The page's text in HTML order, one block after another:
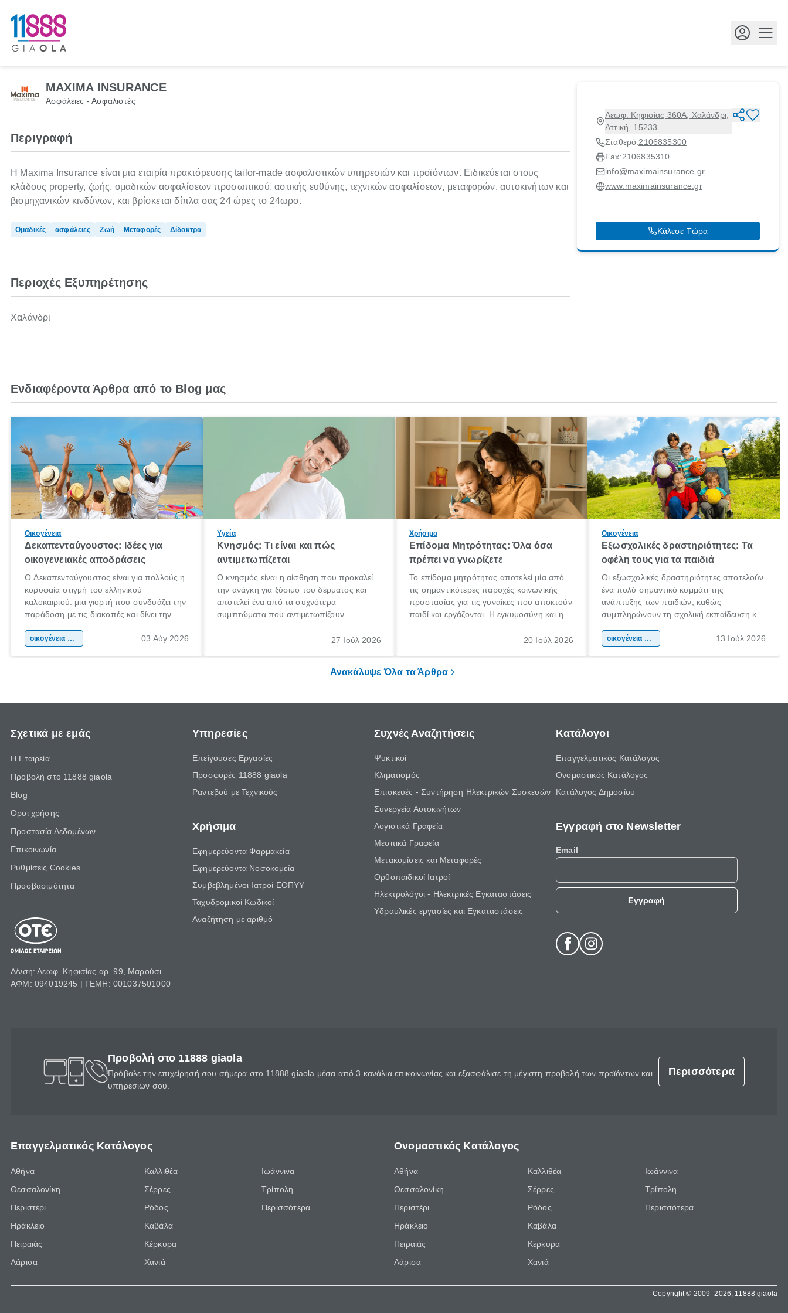
MAXIMA INSURANCE
Ασφάλειες - Ασφαλιστές
Λεωφ. Κηφισίας 360Α, Χαλάνδρι,
Αττική, 15233
Σταθερό:2106835300
Fax:2106835310
info@maximainsurance.gr
www.maximainsurance.gr
Κάλεσε Τώρα
Περιγραφή
Η Maxima Insurance είναι μια εταιρία πρακτόρευσης tailor-made ασφαλιστικών υπηρεσιών και προϊόντων. Ειδικεύεται στους
κλάδους property, ζωής, ομαδικών ασφαλίσεων προσωπικού, αστικής ευθύνης, τεχνικών ασφαλίσεων, μεταφορών, αυτοκινήτων και
βιομηχανικών κινδύνων, και βρίσκεται δίπλα σας 24 ώρες το 24ωρο.
Ομαδικές ασφάλειες Ζωή Μεταφορές Δίδακτρα
Περιοχές Εξυπηρέτησης
Χαλάνδρι
Ενδιαφέροντα Άρθρα από το Blog μας
Οικογένεια
Δεκαπενταύγουστος: Ιδέες για
οικογενειακές αποδράσεις
Ο Δεκαπενταύγουστος είναι για πολλούς η
κορυφαία στιγμή του ελληνικού
καλοκαιριού: μια γιορτή που συνδυάζει την
παράδοση με τις διακοπές και δίνει την
χώρας. Είτε πρόκειται για λίγες μέρες
οικογένεια & παιδί 03 Αύγ 2026
Υγεία
Κνησμός: Τι είναι και πώς
αντιμετωπίζεται
Ο κνησμός είναι η αίσθηση που προκαλεί
την ανάγκη για ξύσιμο του δέρματος και
αποτελεί ένα από τα συχνότερα
συμπτώματα που αντιμετωπίζουν
πληροφορίες για το «κνησμός τι είναι»,
27 Ιούλ 2026
Χρήσιμα
Επίδομα Μητρότητας: Όλα όσα
πρέπει να γνωρίζετε
Το επίδομα μητρότητας αποτελεί μία από
τις σημαντικότερες παροχές κοινωνικής
προστασίας για τις γυναίκες που αποκτούν
παιδί και εργάζονται. Η εγκυμοσύνη και η
σημαντική περίοδος στη ζωή κάθε20 Ιούλ 2026
Οικογένεια
Εξωσχολικές δραστηριότητες: Τα
οφέλη τους για τα παιδιά
Οι εξωσχολικές δραστηριότητες αποτελούν
ένα πολύ σημαντικό κομμάτι της
ανάπτυξης των παιδιών, καθώς
συμπληρώνουν τη σχολική εκπαίδευση και
της προσωπικότητας, της κοινωνικότητας
οικογένεια & παιδί 13 Ιούλ 2026
Ανακάλυψε Όλα τα Άρθρα
Σχετικά με εμάς
Η Εταιρεία
Προβολή στο 11888 giaola
Blog
Όροι χρήσης
Προστασία Δεδομένων
Επικοινωνία
Ρυθμίσεις Cookies
Προσβασιμότητα
Δ/νση: Λεωφ. Κηφισίας αρ. 99, Μαρούσι
ΑΦΜ: 094019245 | ΓΕΜΗ: 001037501000
Υπηρεσίες
Επείγουσες Εργασίες
Προσφορές 11888 giaola
Ραντεβού με Τεχνικούς
Χρήσιμα
Εφημερεύοντα Φαρμακεία
Εφημερεύοντα Νοσοκομεία
Συμβεβλημένοι Ιατροί ΕΟΠΥΥ
Ταχυδρομικοί Κωδικοί
Αναζήτηση με αριθμό
Συχνές Αναζητήσεις
Ψυκτικοί
Κλιματισμός
Επισκευές - Συντήρηση Ηλεκτρικών Συσκευών
Συνεργεία Αυτοκινήτων
Λογιστικά Γραφεία
Μεσιτικά Γραφεία
Μετακομίσεις και Μεταφορές
Ορθοπαιδικοί Ιατροί
Ηλεκτρολόγοι - Ηλεκτρικές Εγκαταστάσεις
Υδραυλικές εργασίες και Εγκαταστάσεις
Κατάλογοι
Επαγγελματικός Κατάλογος
Ονομαστικός Κατάλογος
Κατάλογος Δημοσίου
Εγγραφή στο Newsletter
Email
Εγγραφή
Προβολή στο 11888 giaola
Πρόβαλε την επιχείρησή σου σήμερα στο 11888 giaola μέσα από 3 κανάλια επικοινωνίας και εξασφάλισε τη μέγιστη προβολή των προϊόντων και
υπηρεσιών σου.
Περισσότερα
Επαγγελματικός Κατάλογος
Αθήνα
Θεσσαλονίκη
Περιστέρι
Ηράκλειο
Πειραιάς
Λάρισα
Καλλιθέα
Σέρρες
Ρόδος
Καβάλα
Κέρκυρα
Χανιά
Ιωάννινα
Τρίπολη
Περισσότερα
Ονομαστικός Κατάλογος
Αθήνα
Θεσσαλονίκη
Περιστέρι
Ηράκλειο
Πειραιάς
Λάρισα
Καλλιθέα
Σέρρες
Ρόδος
Καβάλα
Κέρκυρα
Χανιά
Ιωάννινα
Τρίπολη
Περισσότερα
Copyright © 2009–2026, 11888 giaola